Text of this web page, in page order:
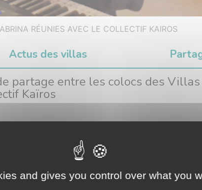
RÉUNIES AVEC LE COLLECTIF KAIROS
Actus des villas
partage entre les colocs des
Kaïros
La Villa Sabrina recevait hier
et le collectif d’artistes d’habitats participatifs Kaïros.
de danser. Un beau moment de partage !
and gives you control over what you